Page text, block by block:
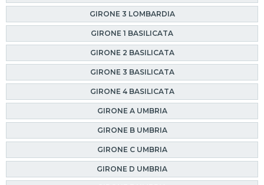
GIRONE 3 LOMBARDIA
GIRONE 1 BASILICATA
GIRONE 2 BASILICATA
GIRONE 3 BASILICATA
GIRONE 4 BASILICATA
GIRONE A UMBRIA
GIRONE B UMBRIA
GIRONE C UMBRIA
GIRONE D UMBRIA